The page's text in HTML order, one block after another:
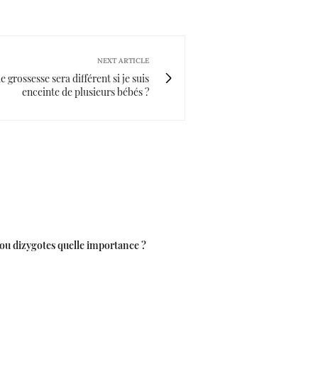
NEXT ARTICLE
grossesse sera différent si je suis
enceinte de plusieurs bébés ?
dizygotes quelle importance ?